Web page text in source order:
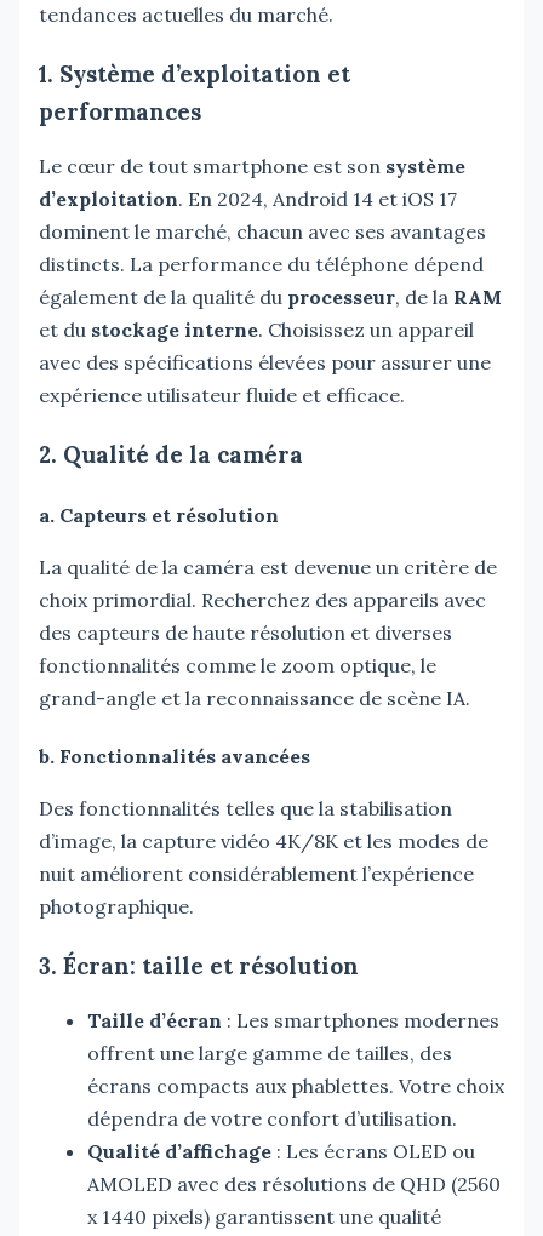
tendances actuelles du marché.
1. Système d’exploitation et
performances
Le cœur de tout smartphone est son système
d’exploitation. En 2024, Android 14 et iOS 17
dominent le marché, chacun avec ses avantages
distincts. La performance du téléphone dépend
également de la qualité du processeur, de la RAM
et du stockage interne. Choisissez un appareil
avec des spécifications élevées pour assurer une
expérience utilisateur fluide et efficace.
2. Qualité de la caméra
a. Capteurs et résolution
La qualité de la caméra est devenue un critère de
choix primordial. Recherchez des appareils avec
des capteurs de haute résolution et diverses
fonctionnalités comme le zoom optique, le
grand-angle et la reconnaissance de scène IA.
b. Fonctionnalités avancées
Des fonctionnalités telles que la stabilisation
d’image, la capture vidéo 4K/8K et les modes de
nuit améliorent considérablement l’expérience
photographique.
3. Écran: taille et résolution
Taille d’écran : Les smartphones modernes
offrent une large gamme de tailles, des
écrans compacts aux phablettes. Votre choix
dépendra de votre confort d’utilisation.
Qualité d’affichage : Les écrans OLED ou
AMOLED avec des résolutions de QHD (2560
x 1440 pixels) garantissent une qualité